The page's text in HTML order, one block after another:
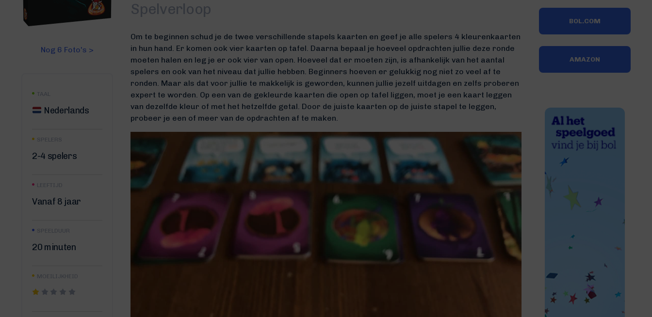
Nog 6 Foto's >
TAAL
Nederlands
SPELERS
2-4 spelers
LEEFTIJD
Vanaf 8 jaar
SPEELDUUR
20 minuten
MOEILIJKHEID
Spelverloop
Om te beginnen schud je de twee verschillende stapels kaarten en geef je alle spelers 4 kleurenkaarten
in hun hand. Er komen ook vier kaarten op tafel. Daarna bepaal je hoeveel opdrachten jullie deze ronde
moeten halen en leg je er ook vier van open. Hoeveel dat er moeten zijn, is afhankelijk van het aantal
spelers en ook van het niveau dat jullie hebben. Beginners hoeven er gelukkig nog niet zo veel af te
ronden. Maar als dat voor jullie te makkelijk is geworden, kunnen jullie jezelf uitdagen en zelfs proberen
expert te worden. Op een van de gekleurde kaarten die open op tafel liggen, moet je een kaart leggen
van dezelfde kleur of met het hetzelfde getal. Door de juiste kaarten op de juiste stapel te leggen,
probeer je een of meer van de opdrachten af te maken.
BOL.COM
AMAZON